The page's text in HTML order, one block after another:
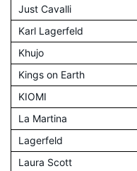
Just Cavalli
Karl Lagerfeld
Khujo
Kings on Earth
KIOMI
La Martina
Lagerfeld
Laura Scott